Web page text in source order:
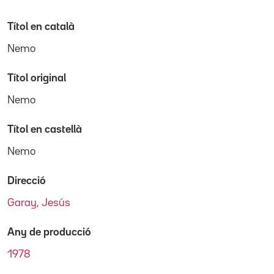
Títol en català
Nemo
Títol original
Nemo
Títol en castellà
Nemo
Direcció
Garay, Jesús
Any de producció
1978